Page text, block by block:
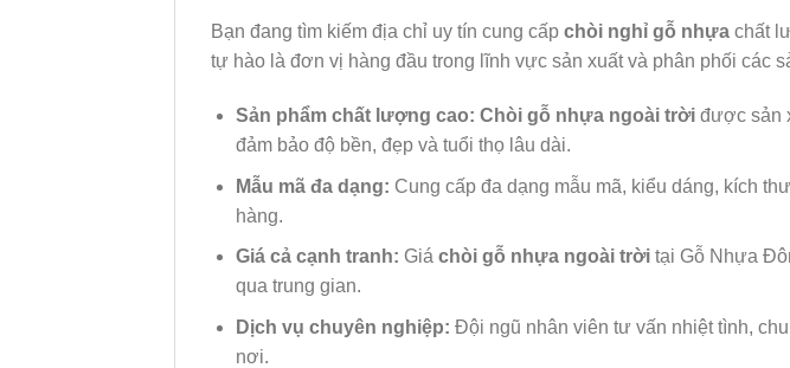
Bạn đang tìm kiếm địa chỉ uy tín cung cấp chòi nghỉ gỗ nhựa chất
tự hào là đơn vị hàng đầu trong lĩnh vực sản xuất và phân phối các
Sản phẩm chất lượng cao: Chòi gỗ nhựa ngoài trờiđược sản
đảm bảo độ bền, đẹp và tuổi thọ lâu dài.
Mẫu mã đa dạng: Cung cấp đa dạng mẫu mã, kiểu dáng, kích
hàng.
Giá cả cạnh tranh: Giá chòi gỗ nhựa ngoài trờitại Gỗ Nhựa
qua trung gian.
Dịch vụ chuyên nghiệp: Đội ngũ nhân viên tư vấn nhiệt tình,
nơi.